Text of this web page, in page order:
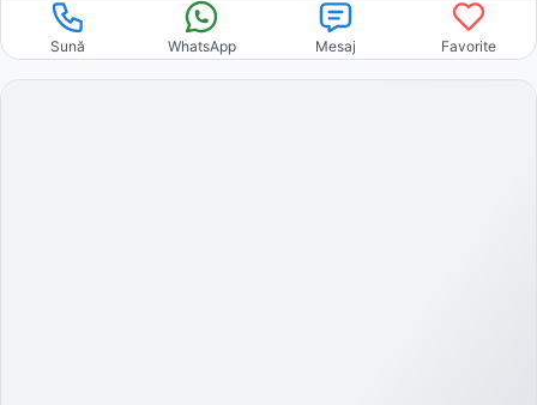
Sună WhatsApp Mesaj Favorite